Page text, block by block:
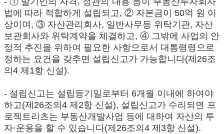
법에 따라 적합하게 설립되고, ② 자본금이 50억 원 이
상이며, ③ 자산관리회사, 일반사무등 위탁기관, 자산
보관회사와 위탁계약을 체결하고, ④ 그밖에 사업의 안
정적 추진을 위하여 필요한 사항으로서 대통령령으로
정하는 요건을 갖추면 설립신고가 가능합니다(제26조
의4 제1항 신설).
- 설립신고는 설립등기일로부터 6개월 이내에 하여야
하고(제26조의4 제2항 신설), 설립신고가 수리되면 프
로젝트리츠는 부동산개발사업 등에 대하여 자산의 투
자·운용을 할 수 있습니다(제26조의4 제3항 신설).